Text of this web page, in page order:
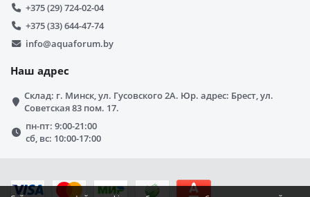
+375 (29) 724-02-04
+375 (33) 644-47-74
info@aquaforum.by
Наш адрес
Склад: г. Минск, ул. Гусовского 2А. Юр. адрес: Брест, ул.
Советская 83 пом. 17.
пн-пт: 9:00-21:00
сб, вс: 10:00-17:00